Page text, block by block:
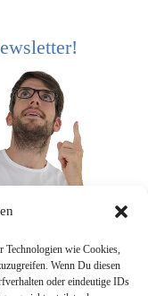
Technologien wie Cookies,
Wenn Du diesen
oder eindeutige IDs